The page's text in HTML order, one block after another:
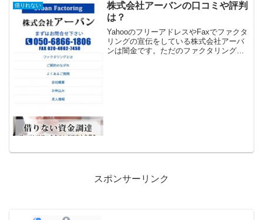
借りれない
株式会社アーバンの口コミや評判
は？
YahooのフリーアドレスやFaxでファクタ
リングの宣伝をしている株式会社アーバ
ンは闇金です。ただのファクタリング詐
スポンサーリンク